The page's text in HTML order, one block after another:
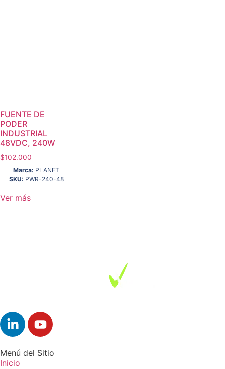
FUENTE DE
PODER
INDUSTRIAL
48VDC, 240W
$102.000
Marca: PLANET
SKU: PWR-240-48
Ver más
Menú del Sitio
Inicio